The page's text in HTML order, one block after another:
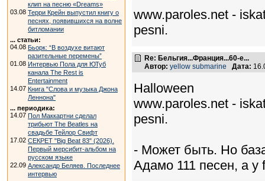
клип на песню «Dreams»
03.08 Терри Крейн выпустил книгу о
песнях, появившихся на волне
битломании
... статьи:
04.08 Бьорк: “В воздухе витают
разительные перемены”
01.08 Интервью Пола для ЮТуб
канала The Rest is
Entertainment
14.07 Книга "Слова и музыка Джона
Леннона"
... периодика:
14.07 Пол Маккартни сделал
трибьют The Beatles на
свадьбе Тейлор Свифт
17.02 СЕКРЕТ "Big Beat 83" (2026).
Первый мерсибит-альбом на
русском языке
22.09 Александр Беляев. Последнее
интервью
www.paroles.net -
pesni.
Re: Бельгия...Франция...60-е...
Автор: yellow submarine Дата:
Halloween
www.paroles.net -
pesni.
- Может быть. Но
Адамо 111 песен, а у